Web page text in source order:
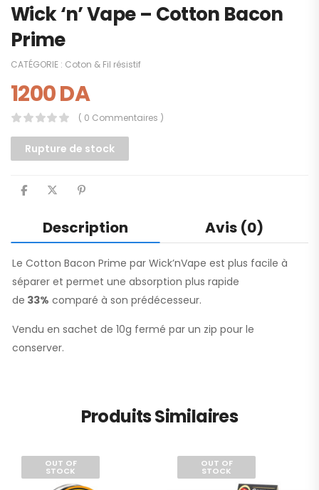
Wick ‘n’ Vape – Cotton Bacon
Prime
CATÉGORIE : Coton & Fil résistif
1200DA
( 0 Commentaires )
Rupture de stock
Description Avis (0)
Le Cotton Bacon Prime par Wick’nVape est plus facile à
séparer et permet une absorption plus rapide
de 33% comparé à son prédécesseur.
Vendu en sachet de 10g fermé par un zip pour le
conserver.
Produits Similaires
OUT OF
STOCK
OUT OF
STOCK